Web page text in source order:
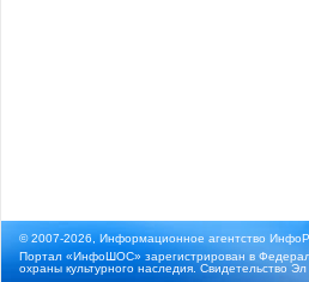
© 2007-2026, Информационное агентство
Портал «ИнфоШОС» зарегистрирован в
охраны культурного наследия. Свидетельство